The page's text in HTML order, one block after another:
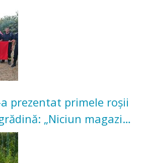
și pădure
a prezentat primele roșii
„Niciun magazin
această satisfacție”